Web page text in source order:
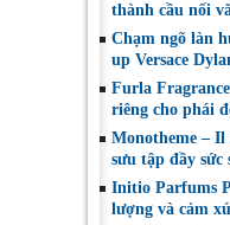
thành cầu nối
Chạm ngõ làn
up Versace
Furla
riêng cho phái
Monotheme –
sưu tập đầy sức
Initio Parfums
lượng và cảm